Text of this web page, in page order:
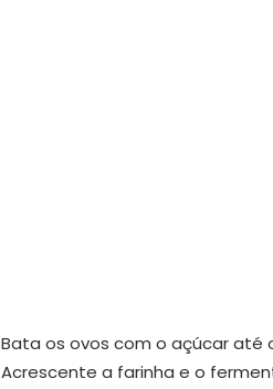
Bata os ovos com o açúcar até
Acrescente a farinha e o